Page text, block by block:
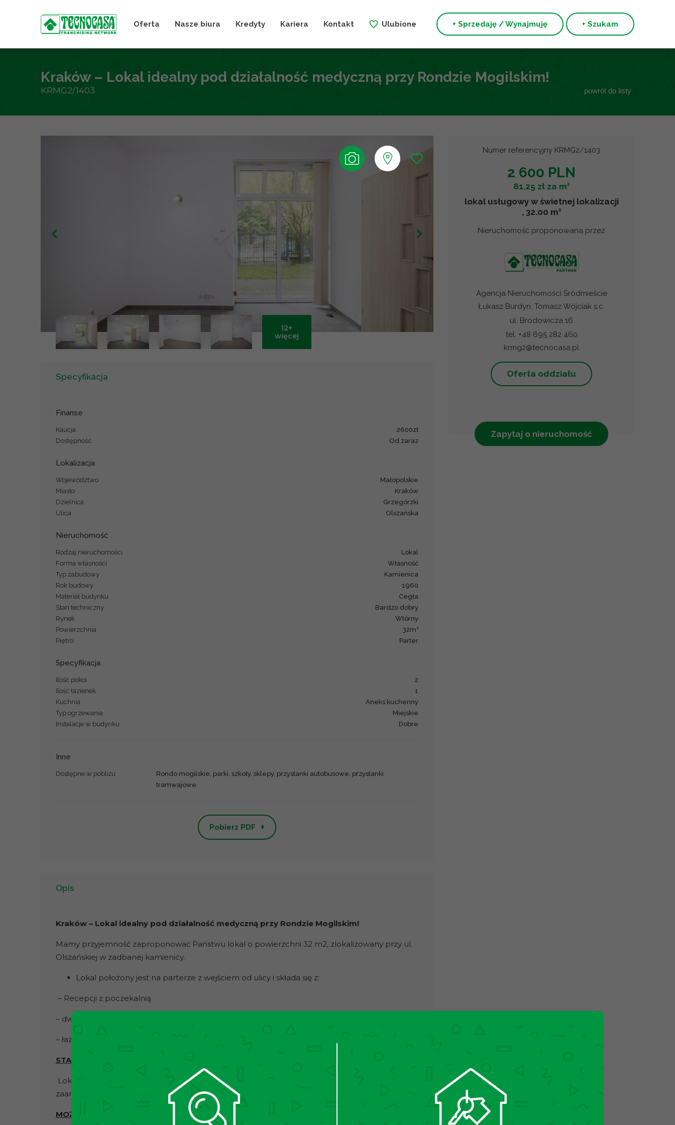
Oferta Nasze biura Kredyty Kariera Kontakt Ulubione + Sprzedaję / Wynajmuję + Szukam
Kraków – Lokal idealny pod działalność medyczną przy Rondzie Mogilskim!
KRMG2/1403 powrót do listy
Numer referencyjny KRMG2/1403
2 600 PLN
81.25 zł za m2
lokal usługowy w świetnej lokalizacji
, 32.00 m2
Nieruchomość proponowana przez
Agencja Nieruchomości Śródmieście
Łukasz Burdyn, Tomasz Wójciak s.c.
ul. Brodowicza 16
tel. +48 695 282 460
krmg2@tecnocasa.pl
Oferta oddziału
Zapytaj o nieruchomość
12+
więcej
Specyfikacja
Finanse
Kaucja
2600zł
Dostępność
od zaraz
Lokalizacja
Województwo
małopolskie
Miasto
Kraków
Dzielnica
Grzegórzki
Ulica
Olszańska
Nieruchomość
Rodzaj nieruchomości
lokal
Forma własności
Własność
Typ zabudowy
kamienica
Rok budowy
1960
Materiał budynku
cegła
Stan techniczny
bardzo dobry
Rynek
Wtórny
Powierzchnia
32m2
Piętro parter
Specyfikacja
Ilość pokoi
2
Ilość łazienek
1
Kuchnia
aneks kuchenny
Typ ogrzewania
miejskie
Instalacje w budynku
dobre
Inne
Dostępne w pobliżu
Rondo mogilskie, parki, szkoły, sklepy, przystanki autobusowe, przystanki
tramwajowe
Pobierz PDF
Opis
Kraków – Lokal idealny pod działalność medyczną przy Rondzie Mogilskim!
Mamy przyjemność zaproponować Państwu lokal o powierzchni 32 m2, zlokalizowany przy ul.
Olszańskiej w zadbanej kamienicy.
Lokal położony jest na parterze z wejściem od ulicy i składa się z:
– Recepcji z poczekalnią
– dwóch osobnych pomieszczeń
– łazienki
STAN NIERUCHOMOŚCI:
Lokal jest w dobrym stanie technicznym i wizualnym. Gotowy do wejścia oraz możliwy do
zaaranżowania przez najemcę.
MOŻLIWOŚCI: